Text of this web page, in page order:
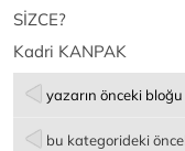
SİZCE?
Kadri KANPAK
yazarın önceki bloğu
bu kategorideki